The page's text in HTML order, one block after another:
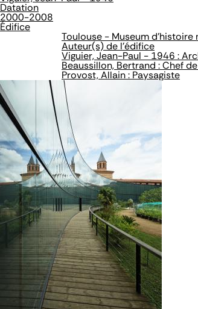
Datation
2000-2008
Édifice
Toulouse - Museum d'histoire
Auteur(s) de l'édifice
Viguier, Jean-Paul - 1946 :
Beaussillon, Bertrand : Chef
Provost, Allain : Paysagiste